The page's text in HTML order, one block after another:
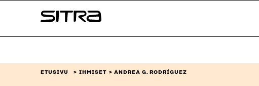
sisältöön
Sitra
ETUSIVU IHMISET ANDREA G. RODRÍGUEZ